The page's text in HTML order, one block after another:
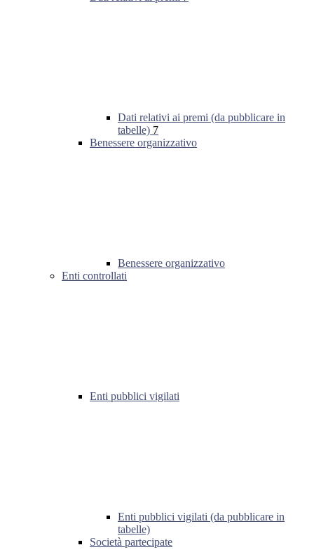
Dati relativi ai premi (da pubblicare in
tabelle) 7
Benessere organizzativo
Benessere organizzativo
Enti controllati
Enti pubblici vigilati
Enti pubblici vigilati (da pubblicare in
tabelle)
Società partecipate